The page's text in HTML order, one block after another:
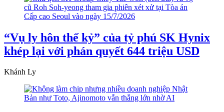
“Vụ ly hôn thế kỷ” của tỷ phú SK Hynix
khép lại với phán quyết 644 triệu USD
Khánh Ly